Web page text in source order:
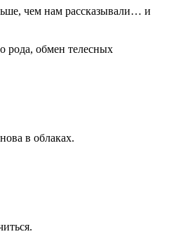
чем нам рассказывали… и
рода, обмен телесных
в облаках.